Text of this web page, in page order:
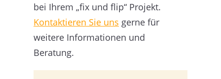
bei Ihrem „fix und flip“ Projekt.
Kontaktieren Sie uns gerne für
weitere Informationen und
Beratung.